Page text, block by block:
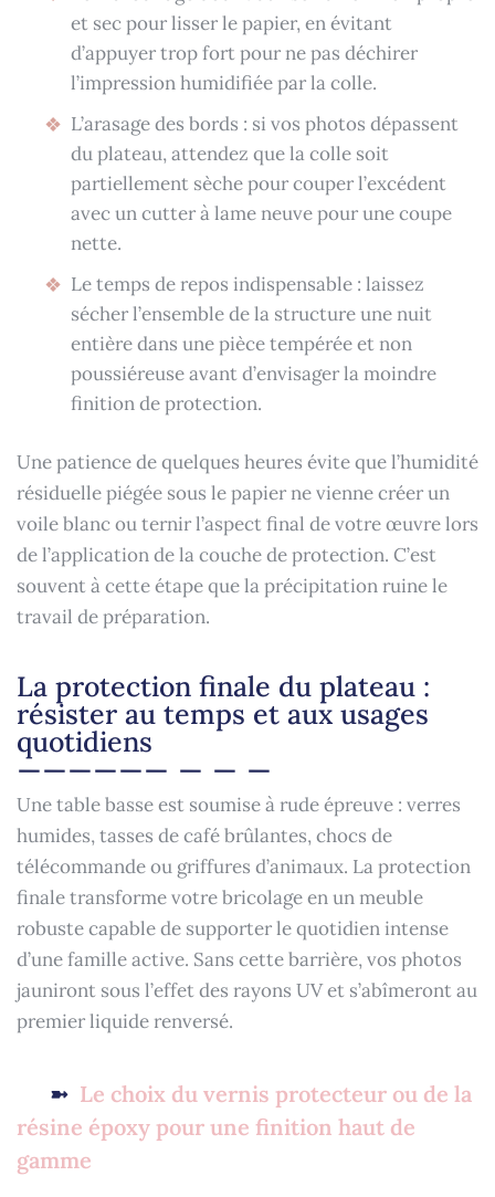
et sec pour lisser le papier, en évitant
d’appuyer trop fort pour ne pas déchirer
l’impression humidifiée par la colle.
L’arasage des bords : si vos photos dépassent
du plateau, attendez que la colle soit
partiellement sèche pour couper l’excédent
avec un cutter à lame neuve pour une coupe
nette.
Le temps de repos indispensable : laissez
sécher l’ensemble de la structure une nuit
entière dans une pièce tempérée et non
poussiéreuse avant d’envisager la moindre
finition de protection.
Une patience de quelques heures évite que l’humidité
résiduelle piégée sous le papier ne vienne créer un
voile blanc ou ternir l’aspect final de votre œuvre lors
de l’application de la couche de protection. C’est
souvent à cette étape que la précipitation ruine le
travail de préparation.
La protection finale du plateau :
résister au temps et aux usages
quotidiens
Une table basse est soumise à rude épreuve : verres
humides, tasses de café brûlantes, chocs de
télécommande ou griffures d’animaux. La protection
finale transforme votre bricolage en un meuble
robuste capable de supporter le quotidien intense
d’une famille active. Sans cette barrière, vos photos
jauniront sous l’effet des rayons UV et s’abîmeront au
premier liquide renversé.
Le choix du vernis protecteur ou de la
résine époxy pour une finition haut de
gamme